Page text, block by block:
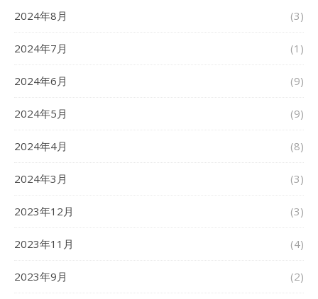
2024年8月 (3)
2024年7月 (1)
2024年6月 (9)
2024年5月 (9)
2024年4月 (8)
2024年3月 (3)
2023年12月 (3)
2023年11月 (4)
2023年9月 (2)